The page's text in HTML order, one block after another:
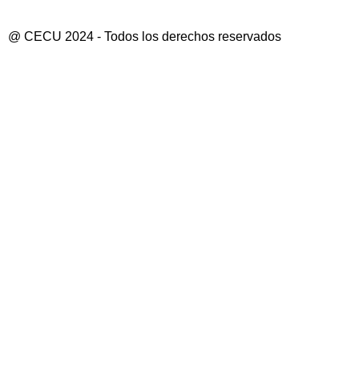
@ CECU 2024 - Todos los derechos reservados